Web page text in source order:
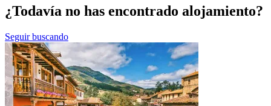
¿Todavía no has encontrado alojamiento?
Seguir buscando